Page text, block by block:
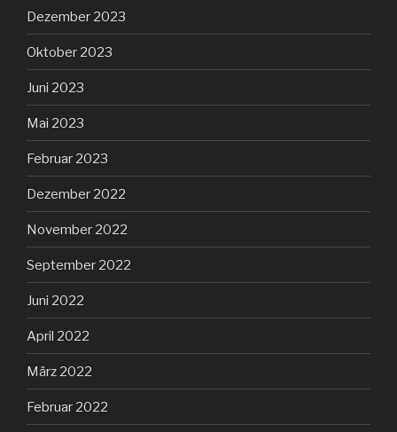
Dezember 2023
Oktober 2023
Juni 2023
Mai 2023
Februar 2023
Dezember 2022
November 2022
September 2022
Juni 2022
April 2022
März 2022
Februar 2022